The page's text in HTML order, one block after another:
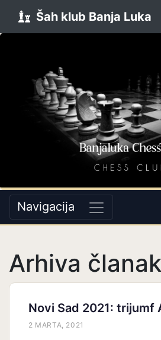
Šah klub Banja Luka
Navigacija
Arhiva
Novi Sad 2021: trijumf
2 MARTA, 2021